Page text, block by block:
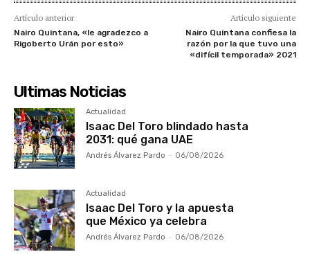
Artículo anterior
Nairo Quintana, «le agradezco a
Rigoberto Urán por esto»
Artículo siguiente
Nairo Quintana confiesa la
razón por la que tuvo una
«difícil temporada» 2021
Ultimas Noticias
Actualidad
Isaac Del Toro blindado hasta
2031: qué gana UAE
Andrés Álvarez Pardo - 06/08/2026
Actualidad
Isaac Del Toro y la apuesta
que México ya celebra
Andrés Álvarez Pardo - 06/08/2026